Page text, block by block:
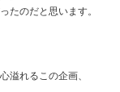
たのだと思います。
溢れるこの企画、